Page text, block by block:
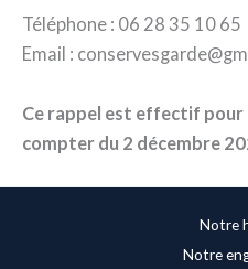
Téléphone : 06 28 35 10 65
Email :
Ce rappel est effectif pour
compter du 2 décembre
Notre
Notre